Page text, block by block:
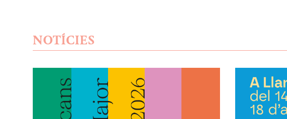
NOTÍCIES